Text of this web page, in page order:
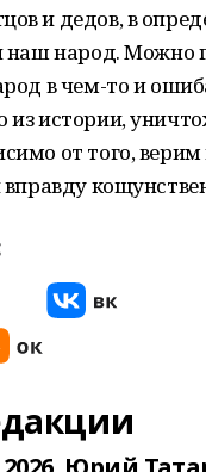
и дедов, в
наш народ. Можно
в чем-то и
из истории,
от того,